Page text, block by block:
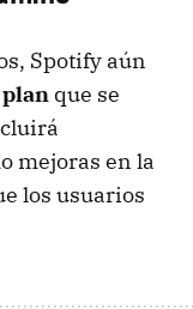
Spotify aún
que se
mejoras en la
los usuarios